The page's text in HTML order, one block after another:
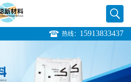
热线： 15913833437